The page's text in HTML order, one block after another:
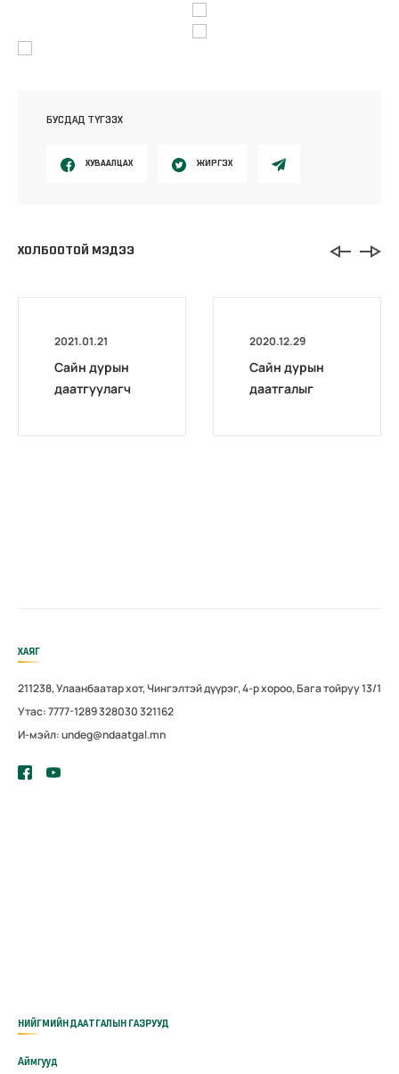
БУСДАД ТҮГЭЭХ
ХУВААЛЦАХ ЖИРГЭХ
ХОЛБООТОЙ МЭДЭЭ
2021.01.21
Сайн дурын
даатгуулагч
2020.12.29
Сайн дурын
даатгалыг
ХАЯГ
211238, Улаанбаатар хот, Чингэлтэй дүүрэг, 4-р хороо, Бага тойруу 13/1
Утас: 7777-1289 328030 321162
И-мэйл: undeg@ndaatgal.mn
НИЙГМИЙН ДААТГАЛЫН ГАЗРУУД
Аймгууд